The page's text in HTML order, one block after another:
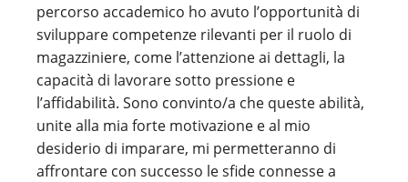
percorso accademico ho avuto l’opportunità di
sviluppare competenze rilevanti per il ruolo di
magazziniere, come l’attenzione ai dettagli, la
capacità di lavorare sotto pressione e
l’affidabilità. Sono convinto/a che queste abilità,
unite alla mia forte motivazione e al mio
desiderio di imparare, mi permetteranno di
affrontare con successo le sfide connesse a